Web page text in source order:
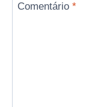
Comentário *